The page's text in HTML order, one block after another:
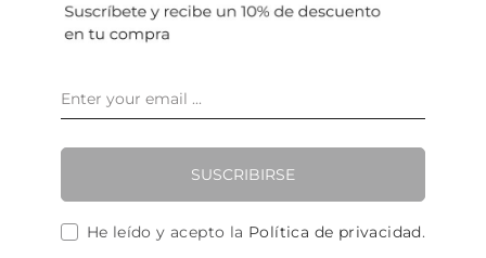
SUSCRIBIRSE
He leído y acepto la Política de privacidad.